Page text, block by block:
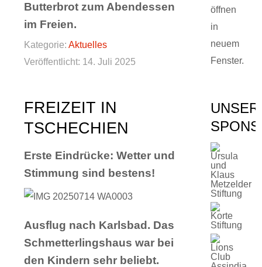
Butterbrot zum Abendessen
im Freien.
Kategorie:Aktuelles
Veröffentlicht: 14. Juli 2025
FREIZEIT IN
TSCHECHIEN
Erste Eindrücke: Wetter und
Stimmung sind bestens!
Ausflug nach Karlsbad. Das
Schmetterlingshaus war bei
den Kindern sehr beliebt.
öffnen
in
neuem
Fenster.